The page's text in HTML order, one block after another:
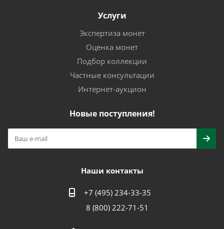
Услуги
Экспертиза монет
Оценка монет
Подбор коллекции
Частные консультации
Интернет-аукцион
Новые поступления!
Наши контакты
+7 (495) 234-33-35
8 (800) 222-71-51